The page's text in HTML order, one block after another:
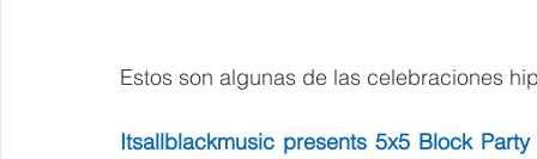
Estos son algunas de las celebraciones
Itsallblackmusic presents 5x5 Block Party